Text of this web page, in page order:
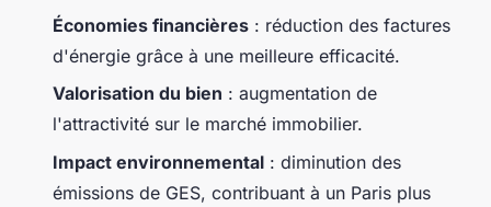
Économies financières : réduction des factures
d'énergie grâce à une meilleure efficacité.
Valorisation du bien : augmentation de
l'attractivité sur le marché immobilier.
Impact environnemental : diminution des
émissions de GES, contribuant à un Paris plus